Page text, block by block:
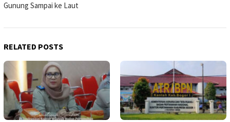
Gunung Sampai ke Laut
RELATED POSTS